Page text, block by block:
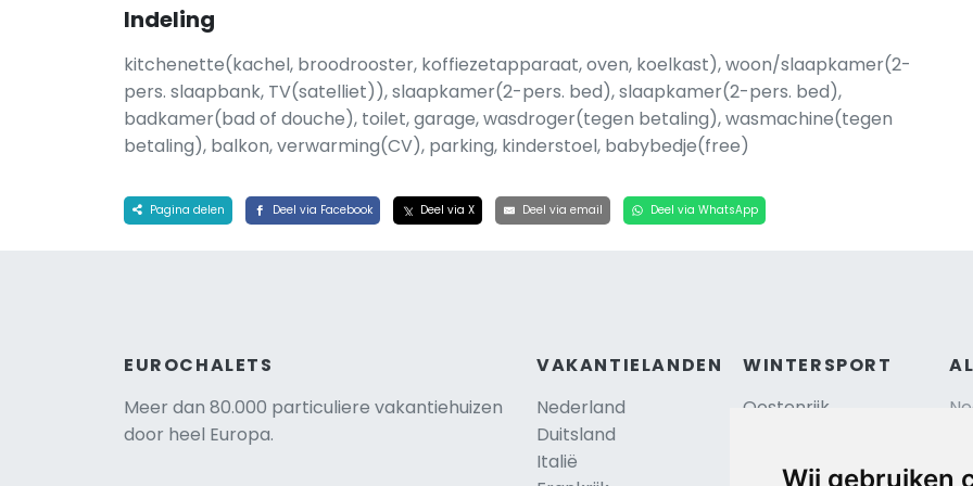
Wij gebruiken
Indeling
kitchenette(kachel, broodrooster, koffiezetapparaat, oven, koelkast), woon/slaapkamer(2-
pers. slaapbank, TV(satelliet)), slaapkamer(2-pers. bed), slaapkamer(2-pers. bed),
badkamer(bad of douche), toilet, garage, wasdroger(tegen betaling), wasmachine(tegen
betaling), balkon, verwarming(CV), parking, kinderstoel, babybedje(free)
Pagina delen Deel via Facebook Deel via X Deel via email Deel via WhatsApp
EUROCHALETS
Meer dan 80.000 particuliere vakantiehuizen
door heel Europa.
VAKANTIELANDEN
Nederland
Duitsland
Italië
WINTERSPORT
Oostenrijk
Zwitserland